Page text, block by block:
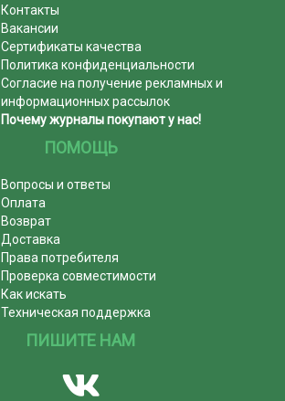
Контакты
Вакансии
Сертификаты качества
Политика конфиденциальности
Согласие на получение рекламных и
информационных рассылок
Почему журналы покупают у нас!
ПОМОЩЬ
Вопросы и ответы
Оплата
Возврат
Доставка
Права потребителя
Проверка совместимости
Как искать
Техническая поддержка
ПИШИТЕ НАМ